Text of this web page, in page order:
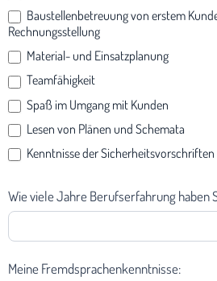
Baustellenbetreuung von erstem
Rechnungsstellung
Material- und Einsatzplanung
Teamfähigkeit
Spaß im Umgang mit Kunden
Lesen von Plänen und Schemata
Kenntnisse der Sicherheitsvorschriften
Wie viele Jahre Berufserfahrung haben
Meine Fremdsprachenkenntnisse: